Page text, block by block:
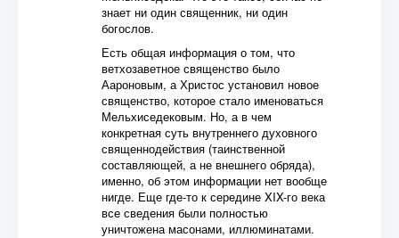
знает ни один священник, ни один
богослов.
Есть общая информация о том, что
ветхозаветное священство было
Аароновым, а Христос установил новое
священство, которое стало именоваться
Мельхиседековым. Но, а в чем
конкретная суть внутреннего духовного
священнодействия (таинственной
составляющей, а не внешнего обряда),
именно, об этом информации нет вообще
нигде. Еще где-то к середине XIX-го века
все сведения были полностью
уничтожена масонами, иллюминатами.